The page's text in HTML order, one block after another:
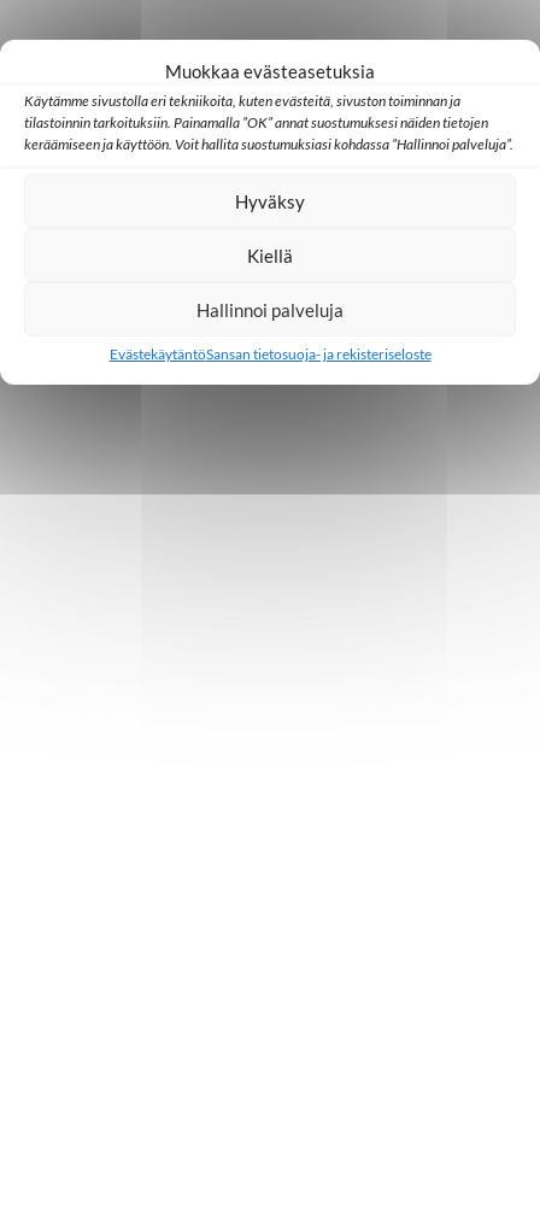
Muokkaa evästeasetuksia
Käytämme sivustolla eri tekniikoita, kuten evästeitä, sivuston toiminnan ja
tilastoinnin tarkoituksiin. Painamalla ”OK” annat suostumuksesi näiden tietojen
keräämiseen ja käyttöön. Voit hallita suostumuksiasi kohdassa ”Hallinnoi palveluja”.
Hyväksy
Kiellä
Hallinnoi palveluja
EvästekäytäntöSansan tietosuoja- ja rekisteriseloste